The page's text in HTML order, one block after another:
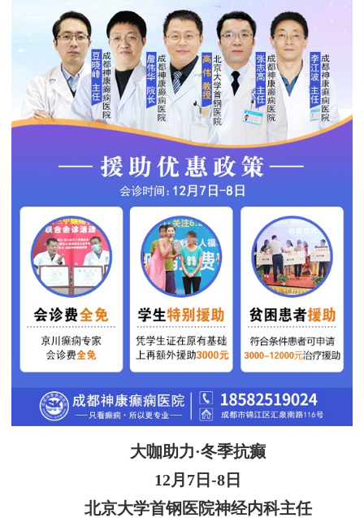
大咖助力·冬季抗癫
12月7日-8日
北京大学首钢医院神经内科主任